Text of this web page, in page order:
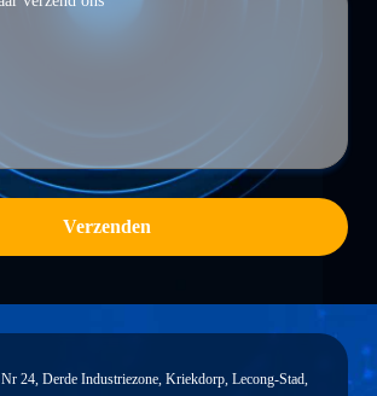
Verzenden
Nr 24, Derde Industriezone, Kriekdorp, Lecong-Stad,